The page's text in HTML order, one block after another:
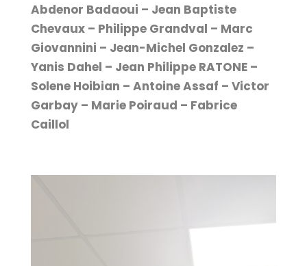
Abdenor Badaoui – Jean Baptiste
Chevaux – Philippe Grandval – Marc
Giovannini – Jean-Michel Gonzalez –
Yanis Dahel – Jean Philippe RATONE –
Solene Hoibian – Antoine Assaf – Victor
Garbay – Marie Poiraud – Fabrice
Caillol